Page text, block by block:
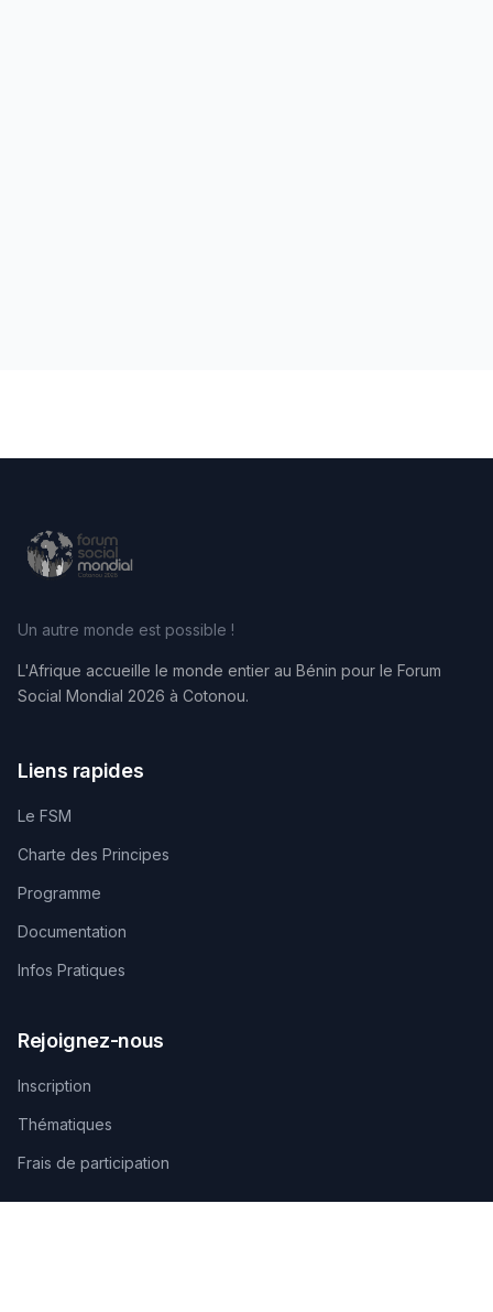
Un autre monde est possible !
L'Afrique accueille le monde entier au Bénin pour le Forum
Social Mondial 2026 à Cotonou.
Liens rapides
Le FSM
Charte des Principes
Programme
Documentation
Infos Pratiques
Rejoignez-nous
Inscription
Thématiques
Frais de participation